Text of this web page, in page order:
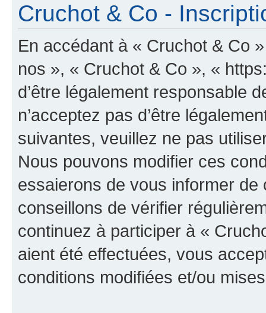
Cruchot & Co -
En accédant à « Cruchot & Co
nos », « Cruchot & Co », «
d’être légalement responsable
n’acceptez pas d’être
suivantes, veuillez ne pas
Nous pouvons modifier ces
essaierons de vous informer
conseillons de vérifier
continuez à participer à «
aient été effectuées, vous
conditions modifiées et/ou